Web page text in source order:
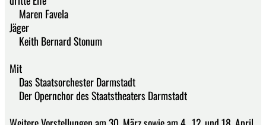
Maren Favela
Jäger
Keith Bernard Stonum
Mit
Das Staatsorchester Darmstadt
Der Opernchor des Staatstheaters Darmstadt